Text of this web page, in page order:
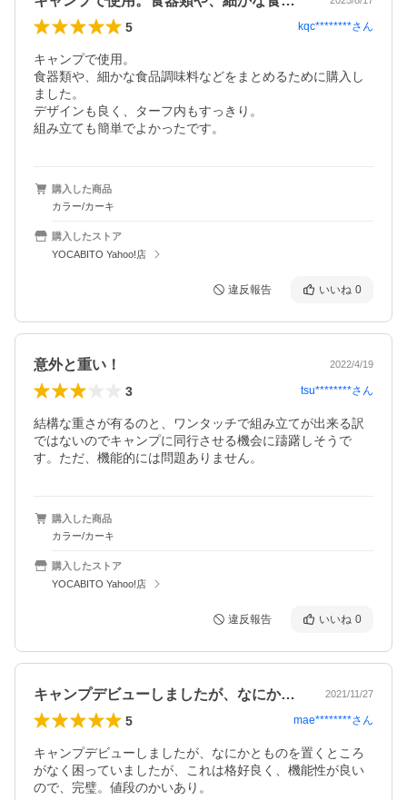
5 kqc********さん
キャンプで使用。
食器類や、細かな食品調味料などをまとめるために購入し
ました。
デザインも良く、ターフ内もすっきり。
組み立ても簡単でよかったです。
購入した商品
カラー/カーキ
購入したストア
YOCABITO Yahoo!店
違反報告 いいね 0
意外と重い！ 2022/4/19
3 tsu********さん
結構な重さが有るのと、ワンタッチで組み立てが出来る訳
ではないのでキャンプに同行させる機会に躊躇しそうで
す。ただ、機能的には問題ありません。
購入した商品
カラー/カーキ
購入したストア
YOCABITO Yahoo!店
違反報告 いいね 0
キャンプデビューしましたが、なにかとも… 2021/11/27
5 mae********さん
キャンプデビューしましたが、なにかとものを置くところ
がなく困っていましたが、これは格好良く、機能性が良い
ので、完璧。値段のかいあり。